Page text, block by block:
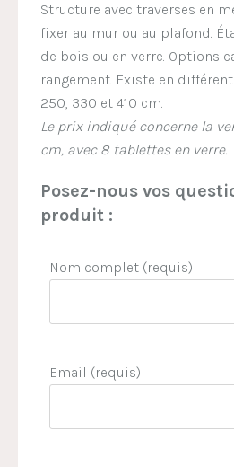
Structure avec traverses en
fixer au mur ou au plafond.
de bois ou en verre. Options
rangement. Existe en
250, 330 et 410 cm.
Le prix indiqué concerne la
cm, avec 8 tablettes en verre.
Posez-nous vos
produit :
Nom complet (requis)
Email (requis)